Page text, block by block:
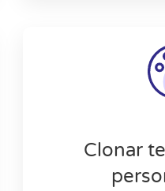
Clonar